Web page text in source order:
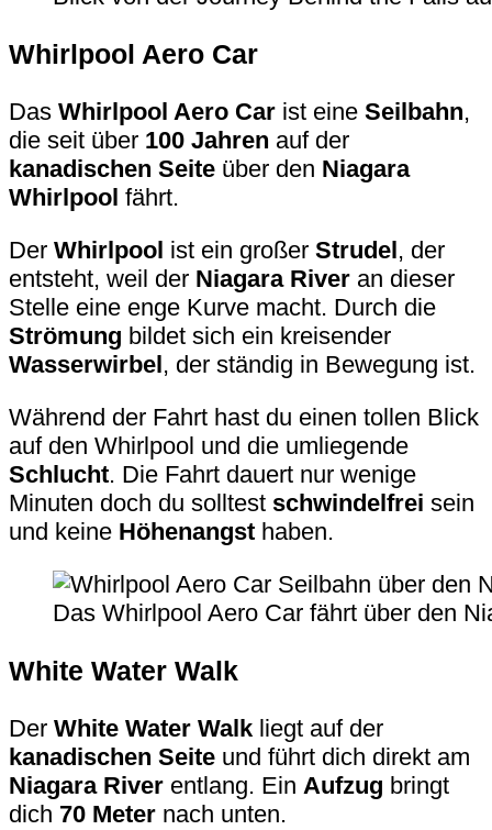
Whirlpool Aero Car
Das Whirlpool Aero Car ist eine Seilbahn,
die seit über 100 Jahren auf der
kanadischen Seite über den Niagara
Whirlpool fährt.
Der Whirlpool ist ein großer Strudel , der
entsteht, weil der Niagara River an dieser
Stelle eine enge Kurve macht. Durch die
Strömung bildet sich ein kreisender
Wasserwirbel , der ständig in Bewegung ist.
Während der Fahrt hast du einen tollen Blick
auf den Whirlpool und die umliegende
Schlucht. Die Fahrt dauert nur wenige
Minuten doch du solltest schwindelfrei sein
und keine Höhenangst haben.
Das Whirlpool Aero Car fährt über den
White Water Walk
Der White Water Walk liegt auf der
kanadischen Seite und führt dich direkt am
Niagara River entlang. Ein Aufzug bringt
dich 70 Meter nach unten.